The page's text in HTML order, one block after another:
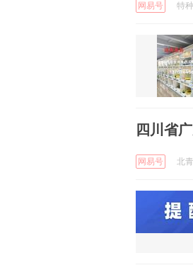
网易号 特
四川省
网易号 北